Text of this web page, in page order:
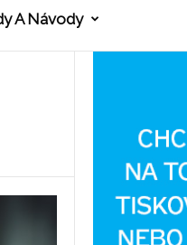
A Návody